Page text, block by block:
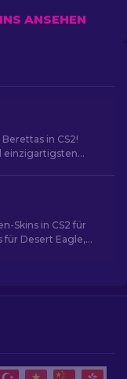
ANSEHEN
in CS2!
einzigartigsten
Skins in CS2 für
für Desert Eagle,